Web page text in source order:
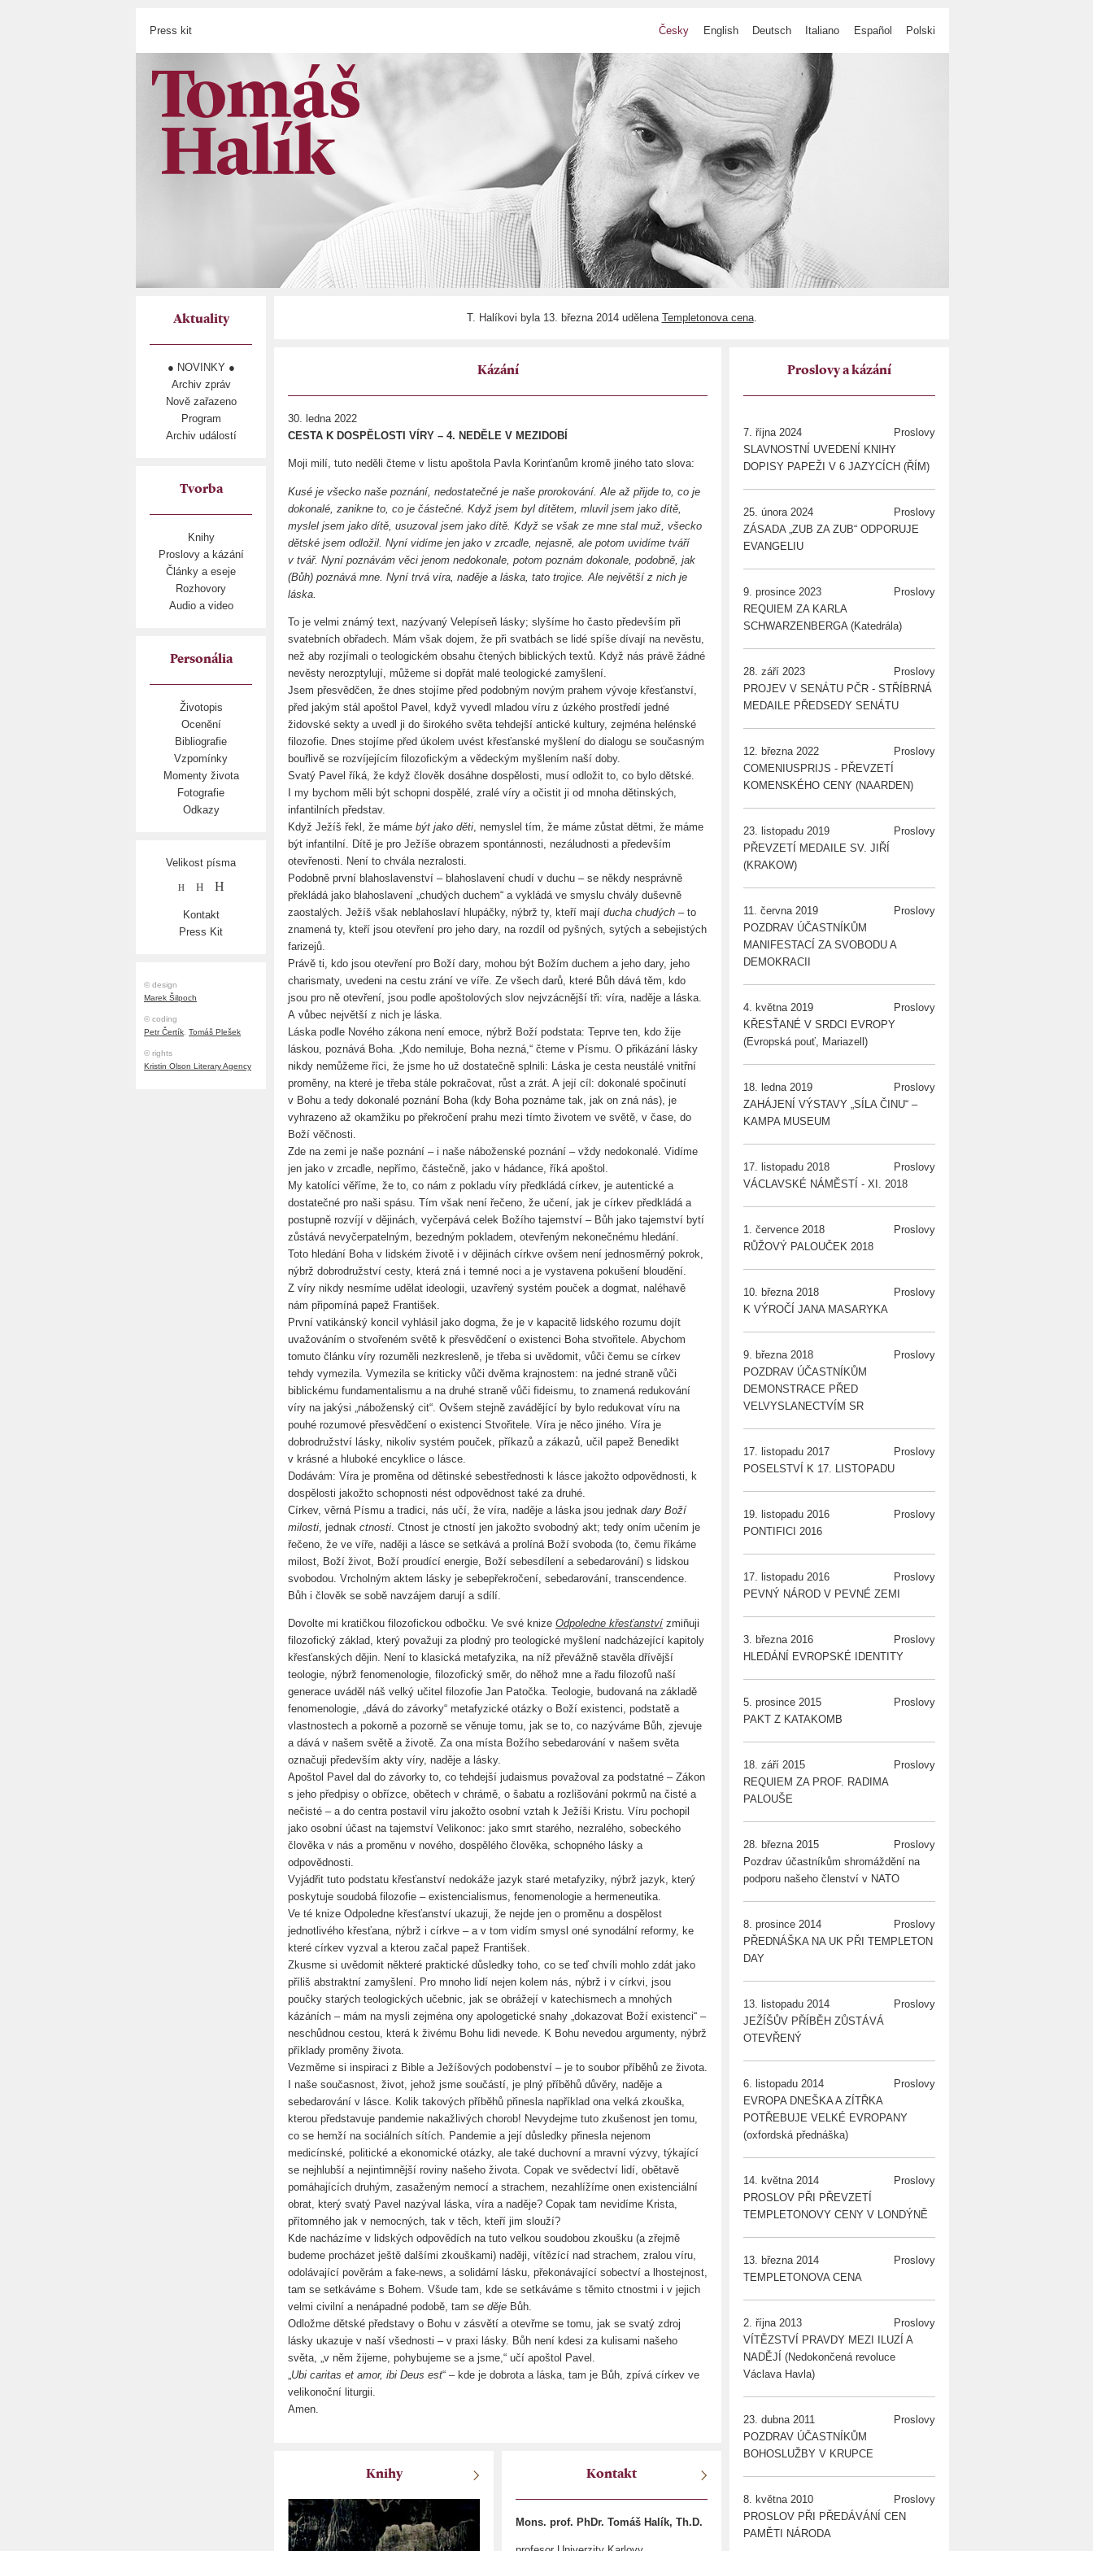
Press kit Česky English Deutsch Italiano Español Polski
Aktuality
● NOVINKY ●
Archiv zpráv
Nově zařazeno
Program
Archiv událostí
Tvorba
Knihy
Proslovy a kázání
Články a eseje
Rozhovory
Audio a video
Personália
Životopis
Ocenění
Bibliografie
Vzpomínky
Momenty života
Fotografie
Odkazy
Velikost písma
H H H
Kontakt
Press Kit
© design
Marek Šilpoch
© coding
Petr Čertík, Tomáš Plešek
© rights
Kristin Olson Literary Agency
T. Halíkovi byla 13. března 2014 udělena Templetonova cena.
Kázání
30. ledna 2022
CESTA K DOSPĚLOSTI VÍRY – 4. NEDĚLE V MEZIDOBÍ
Moji milí, tuto neděli čteme v listu apoštola Pavla Korinťanům kromě jiného tato slova:
Kusé je všecko naše poznání, nedostatečné je naše prorokování. Ale až přijde to, co je
dokonalé, zanikne to, co je částečné. Když jsem byl dítětem, mluvil jsem jako dítě,
myslel jsem jako dítě, usuzoval jsem jako dítě. Když se však ze mne stal muž, všecko
dětské jsem odložil. Nyní vidíme jen jako v zrcadle, nejasně, ale potom uvidíme tváří
v tvář. Nyní poznávám věci jenom nedokonale, potom poznám dokonale, podobně, jak
(Bůh) poznává mne. Nyní trvá víra, naděje a láska, tato trojice. Ale největší z nich je
láska.
To je velmi známý text, nazývaný Velepíseň lásky; slyšíme ho často především při
svatebních obřadech. Mám však dojem, že při svatbách se lidé spíše dívají na nevěstu,
než aby rozjímali o teologickém obsahu čtených biblických textů. Když nás právě žádné
nevěsty nerozptylují, můžeme si dopřát malé teologické zamyšlení.
Jsem přesvědčen, že dnes stojíme před podobným novým prahem vývoje křesťanství,
před jakým stál apoštol Pavel, když vyvedl mladou víru z úzkého prostředí jedné
židovské sekty a uvedl ji do širokého světa tehdejší antické kultury, zejména helénské
filozofie. Dnes stojíme před úkolem uvést křesťanské myšlení do dialogu se současným
bouřlivě se rozvíjejícím filozofickým a vědeckým myšlením naší doby.
Svatý Pavel říká, že když člověk dosáhne dospělosti, musí odložit to, co bylo dětské.
I my bychom měli být schopni dospělé, zralé víry a očistit ji od mnoha dětinských,
infantilních představ.
Když Ježíš řekl, že máme být jako děti , nemyslel tím, že máme zůstat dětmi, že máme
být infantilní. Dítě je pro Ježíše obrazem spontánnosti, nezáludnosti a především
otevřenosti. Není to chvála nezralosti.
Podobně první blahoslavenství – blahoslavení chudí v duchu – se někdy nesprávně
překládá jako blahoslavení „chudých duchem“ a vykládá ve smyslu chvály duševně
zaostalých. Ježíš však neblahoslaví hlupáčky, nýbrž ty, kteří mají ducha chudých – to
znamená ty, kteří jsou otevření pro jeho dary, na rozdíl od pyšných, sytých a sebejistých
farizejů.
Právě ti, kdo jsou otevření pro Boží dary, mohou být Božím duchem a jeho dary, jeho
charismaty, uvedeni na cestu zrání ve víře. Ze všech darů, které Bůh dává těm, kdo
jsou pro ně otevření, jsou podle apoštolových slov nejvzácnější tři: víra, naděje a láska.
A vůbec největší z nich je láska.
Láska podle Nového zákona není emoce, nýbrž Boží podstata: Teprve ten, kdo žije
láskou, poznává Boha. „Kdo nemiluje, Boha nezná,“ čteme v Písmu. O přikázání lásky
nikdy nemůžeme říci, že jsme ho už dostatečně splnili: Láska je cesta neustálé vnitřní
proměny, na které je třeba stále pokračovat, růst a zrát. A její cíl: dokonalé spočinutí
v Bohu a tedy dokonalé poznání Boha (kdy Boha poznáme tak, jak on zná nás), je
vyhrazeno až okamžiku po překročení prahu mezi tímto životem ve světě, v čase, do
Boží věčnosti.
Zde na zemi je naše poznání – i naše náboženské poznání – vždy nedokonalé. Vidíme
jen jako v zrcadle, nepřímo, částečně, jako v hádance, říká apoštol.
My katolíci věříme, že to, co nám z pokladu víry předkládá církev, je autentické a
dostatečné pro naši spásu. Tím však není řečeno, že učení, jak je církev předkládá a
postupně rozvíjí v dějinách, vyčerpává celek Božího tajemství – Bůh jako tajemství bytí
zůstává nevyčerpatelným, bezedným pokladem, otevřeným nekonečnému hledání.
Toto hledání Boha v lidském životě i v dějinách církve ovšem není jednosměrný pokrok,
nýbrž dobrodružství cesty, která zná i temné noci a je vystavena pokušení bloudění.
Z víry nikdy nesmíme udělat ideologii, uzavřený systém pouček a dogmat, naléhavě
nám připomíná papež František.
První vatikánský koncil vyhlásil jako dogma, že je v kapacitě lidského rozumu dojít
uvažováním o stvořeném světě k přesvědčení o existenci Boha stvořitele. Abychom
tomuto článku víry rozuměli nezkresleně, je třeba si uvědomit, vůči čemu se církev
tehdy vymezila. Vymezila se kriticky vůči dvěma krajnostem: na jedné straně vůči
biblickému fundamentalismu a na druhé straně vůči fideismu, to znamená redukování
víry na jakýsi „náboženský cit“. Ovšem stejně zavádějící by bylo redukovat víru na
pouhé rozumové přesvědčení o existenci Stvořitele. Víra je něco jiného. Víra je
dobrodružství lásky, nikoliv systém pouček, příkazů a zákazů, učil papež Benedikt
v krásné a hluboké encyklice o lásce.
Dodávám: Víra je proměna od dětinské sebestřednosti k lásce jakožto odpovědnosti, k
dospělosti jakožto schopnosti nést odpovědnost také za druhé.
Církev, věrná Písmu a tradici, nás učí, že víra, naděje a láska jsou jednak dary Boží
milosti , jednak ctnosti . Ctnost je ctností jen jakožto svobodný akt; tedy oním učením je
řečeno, že ve víře, naději a lásce se setkává a prolíná Boží svoboda (to, čemu říkáme
milost, Boží život, Boží proudící energie, Boží sebesdílení a sebedarování) s lidskou
svobodou. Vrcholným aktem lásky je sebepřekročení, sebedarování, transcendence.
Bůh i člověk se sobě navzájem darují a sdílí.
Dovolte mi kratičkou filozofickou odbočku. Ve své knize Odpoledne křesťanstvízmiňuji
filozofický základ, který považuji za plodný pro teologické myšlení nadcházející kapitoly
křesťanských dějin. Není to klasická metafyzika, na níž převážně stavěla dřívější
teologie, nýbrž fenomenologie, filozofický směr, do něhož mne a řadu filozofů naší
generace uváděl náš velký učitel filozofie Jan Patočka. Teologie, budovaná na základě
fenomenologie, „dává do závorky“ metafyzické otázky o Boží existenci, podstatě a
vlastnostech a pokorně a pozorně se věnuje tomu, jak se to, co nazýváme Bůh, zjevuje
a dává v našem světě a životě. Za ona místa Božího sebedarování v našem světa
označuji především akty víry, naděje a lásky.
Apoštol Pavel dal do závorky to, co tehdejší judaismus považoval za podstatné – Zákon
s jeho předpisy o obřízce, obětech v chrámě, o šabatu a rozlišování pokrmů na čisté a
nečisté – a do centra postavil víru jakožto osobní vztah k Ježíši Kristu. Víru pochopil
jako osobní účast na tajemství Velikonoc: jako smrt starého, nezralého, sobeckého
člověka v nás a proměnu v nového, dospělého člověka, schopného lásky a
odpovědnosti.
Vyjádřit tuto podstatu křesťanství nedokáže jazyk staré metafyziky, nýbrž jazyk, který
poskytuje soudobá filozofie – existencialismus, fenomenologie a hermeneutika.
Ve té knize Odpoledne křesťanství ukazuji, že nejde jen o proměnu a dospělost
jednotlivého křesťana, nýbrž i církve – a v tom vidím smysl oné synodální reformy, ke
které církev vyzval a kterou začal papež František.
Zkusme si uvědomit některé praktické důsledky toho, co se teď chvíli mohlo zdát jako
příliš abstraktní zamyšlení. Pro mnoho lidí nejen kolem nás, nýbrž i v církvi, jsou
poučky starých teologických učebnic, jak se obrážejí v katechismech a mnohých
kázáních – mám na mysli zejména ony apologetické snahy „dokazovat Boží existenci“ –
neschůdnou cestou, která k živému Bohu lidi nevede. K Bohu nevedou argumenty, nýbrž
příklady proměny života.
Vezměme si inspiraci z Bible a Ježíšových podobenství – je to soubor příběhů ze života.
I naše současnost, život, jehož jsme součástí, je plný příběhů důvěry, naděje a
sebedarování v lásce. Kolik takových příběhů přinesla například ona velká zkouška,
kterou představuje pandemie nakažlivých chorob! Nevydejme tuto zkušenost jen tomu,
co se hemží na sociálních sítích. Pandemie a její důsledky přinesla nejenom
medicínské, politické a ekonomické otázky, ale také duchovní a mravní výzvy, týkající
se nejhlubší a nejintimnější roviny našeho života. Copak ve svědectví lidí, obětavě
pomáhajících druhým, zasaženým nemocí a strachem, nezahlížíme onen existenciální
obrat, který svatý Pavel nazýval láska, víra a naděje? Copak tam nevidíme Krista,
přítomného jak v nemocných, tak v těch, kteří jim slouží?
Kde nacházíme v lidských odpovědích na tuto velkou soudobou zkoušku (a zřejmě
budeme procházet ještě dalšími zkouškami) naději, vítězící nad strachem, zralou víru,
odolávající pověrám a fake-news, a solidární lásku, překonávající sobectví a lhostejnost,
tam se setkáváme s Bohem. Všude tam, kde se setkáváme s těmito ctnostmi i v jejich
velmi civilní a nenápadné podobě, tam se děje Bůh.
Odložme dětské představy o Bohu v zásvětí a otevřme se tomu, jak se svatý zdroj
lásky ukazuje v naší všednosti – v praxi lásky. Bůh není kdesi za kulisami našeho
světa, „v něm žijeme, pohybujeme se a jsme,“ učí apoštol Pavel.
„Ubi caritas et amor, ibi Deus est“ – kde je dobrota a láska, tam je Bůh, zpívá církev ve
velikonoční liturgii.
Amen.
Proslovy a kázání
7. října 2024
Proslovy
SLAVNOSTNÍ UVEDENÍ KNIHY
DOPISY PAPEŽI V 6 JAZYCÍCH (ŘÍM)
25. února 2024
Proslovy
ZÁSADA „ZUB ZA ZUB“ ODPORUJE
EVANGELIU
9. prosince 2023
Proslovy
REQUIEM ZA KARLA
SCHWARZENBERGA (Katedrála)
28. září 2023
Proslovy
PROJEV V SENÁTU PČR - STŘÍBRNÁ
MEDAILE PŘEDSEDY SENÁTU
12. března 2022
Proslovy
COMENIUSPRIJS - PŘEVZETÍ
KOMENSKÉHO CENY (NAARDEN)
23. listopadu 2019
Proslovy
PŘEVZETÍ MEDAILE SV. JIŘÍ
(KRAKOW)
11. června 2019
Proslovy
POZDRAV ÚČASTNÍKŮM
MANIFESTACÍ ZA SVOBODU A
DEMOKRACII
4. května 2019
Proslovy
KŘESŤANÉ V SRDCI EVROPY
(Evropská pouť, Mariazell)
18. ledna 2019
Proslovy
ZAHÁJENÍ VÝSTAVY „SÍLA ČINU“ –
KAMPA MUSEUM
17. listopadu 2018
Proslovy
VÁCLAVSKÉ NÁMĚSTÍ - XI. 2018
1. července 2018
Proslovy
RŮŽOVÝ PALOUČEK 2018
10. března 2018
Proslovy
K VÝROČÍ JANA MASARYKA
9. března 2018
Proslovy
POZDRAV ÚČASTNÍKŮM
DEMONSTRACE PŘED
VELVYSLANECTVÍM SR
17. listopadu 2017
Proslovy
POSELSTVÍ K 17. LISTOPADU
19. listopadu 2016
Proslovy
PONTIFICI 2016
17. listopadu 2016
Proslovy
PEVNÝ NÁROD V PEVNÉ ZEMI
3. března 2016
Proslovy
HLEDÁNÍ EVROPSKÉ IDENTITY
5. prosince 2015
Proslovy
PAKT Z KATAKOMB
18. září 2015
Proslovy
REQUIEM ZA PROF. RADIMA
PALOUŠE
28. března 2015
Proslovy
Pozdrav účastníkům shromáždění na
podporu našeho členství v NATO
8. prosince 2014
Proslovy
PŘEDNÁŠKA NA UK PŘI TEMPLETON
DAY
13. listopadu 2014
Proslovy
JEŽÍŠŮV PŘÍBĚH ZŮSTÁVÁ
OTEVŘENÝ
6. listopadu 2014
Proslovy
EVROPA DNEŠKA A ZÍTŘKA
POTŘEBUJE VELKÉ EVROPANY
(oxfordská přednáška)
14. května 2014
Proslovy
PROSLOV PŘI PŘEVZETÍ
TEMPLETONOVY CENY V LONDÝNĚ
13. března 2014
Proslovy
TEMPLETONOVA CENA
2. října 2013
Proslovy
VÍTĚZSTVÍ PRAVDY MEZI ILUZÍ A
NADĚJÍ (Nedokončená revoluce
Václava Havla)
23. dubna 2011
Proslovy
POZDRAV ÚČASTNÍKŮM
BOHOSLUŽBY V KRUPCE
8. května 2010
Proslovy
PROSLOV PŘI PŘEDÁVÁNÍ CEN
PAMĚTI NÁRODA
Knihy Kontakt
Mons. prof. PhDr. Tomáš Halík, Th.D.